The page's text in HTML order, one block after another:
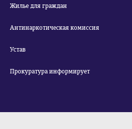
Жилье для граждан
Антинаркотическая комиссия
Устав
Прокуратура информирует